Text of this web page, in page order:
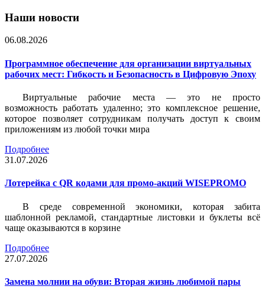
Наши новости
06.08.2026
Программное обеспечение для организации виртуальных
рабочих мест: Гибкость и Безопасность в Цифровую Эпоху
Виртуальные рабочие места — это не просто
возможность работать удаленно; это комплексное решение,
которое позволяет сотрудникам получать доступ к своим
приложениям из любой точки мира
Подробнее
31.07.2026
Лотерейка c QR кодами для промо-акций WISEPROMO
В среде современной экономики, которая забита
шаблонной рекламой, стандартные листовки и буклеты всё
чаще оказываются в корзине
Подробнее
27.07.2026
Замена молнии на обуви: Вторая жизнь любимой пары